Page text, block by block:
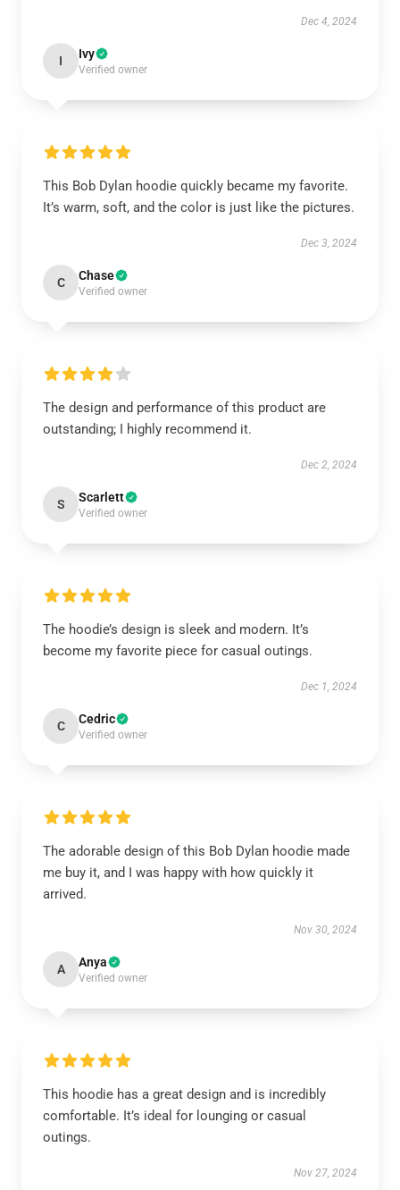
Dec 4, 2024
I Ivy
Verified owner
This Bob Dylan hoodie quickly became my favorite.
It’s warm, soft, and the color is just like the pictures.
Dec 3, 2024
C Chase
Verified owner
The design and performance of this product are
outstanding; I highly recommend it.
Dec 2, 2024
S Scarlett
Verified owner
The hoodie’s design is sleek and modern. It’s
become my favorite piece for casual outings.
Dec 1, 2024
C Cedric
Verified owner
The adorable design of this Bob Dylan hoodie made
me buy it, and I was happy with how quickly it
arrived.
Nov 30, 2024
A Anya
Verified owner
This hoodie has a great design and is incredibly
comfortable. It’s ideal for lounging or casual
outings.
Nov 27, 2024